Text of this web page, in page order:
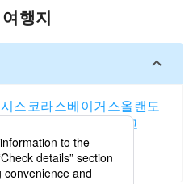
브레드, 로컬 수제 맥주
인기를 끌고 있습니다.
행지
스코라스베이거스올랜도
샌디에고
시티마이애미